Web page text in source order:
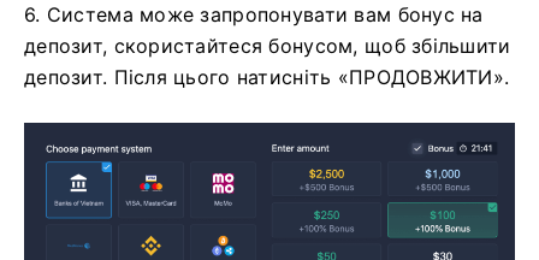
6. Система може запропонувати вам бонус на
депозит, скористайтеся бонусом, щоб збільшити
депозит. Після цього натисніть «ПРОДОВЖИТИ».